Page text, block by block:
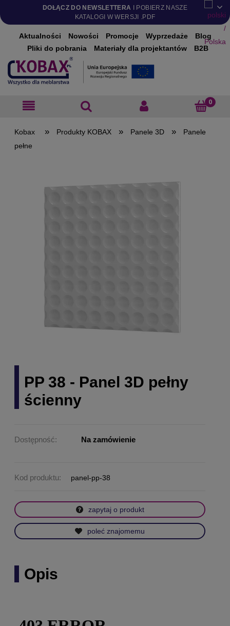
DOŁĄCZ DO NEWSLETTERA I POBIERZ NASZE
KATALOGI W WERSJI .PDF
Aktualności Nowości Promocje Wyprzedaże
Blog
Pliki do pobrania
Materiały dla projektantów B2B
» Produkty KOBAX » Panele 3D »
Panele
pełne
PP 38 - Panel 3D pełny
ścienny
Dostępność: Na zamówienie
Kod produktu: panel-pp-38
zapytaj o produkt
poleć znajomemu
Opis